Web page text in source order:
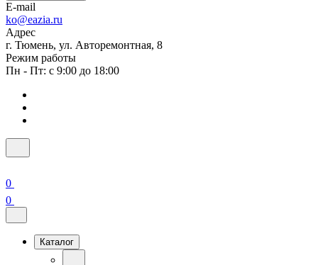
E-mail
ko@eazia.ru
Адрес
г. Тюмень, ул. Авторемонтная, 8
Режим работы
Пн - Пт: с 9:00 до 18:00
0
0
Каталог